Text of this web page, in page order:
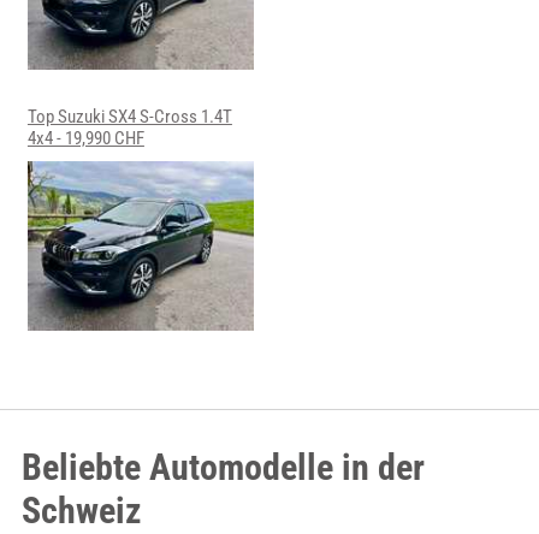
Top Suzuki SX4 S-Cross 1.4T
4x4 - 19,990 CHF
Beliebte Automodelle in der
Schweiz